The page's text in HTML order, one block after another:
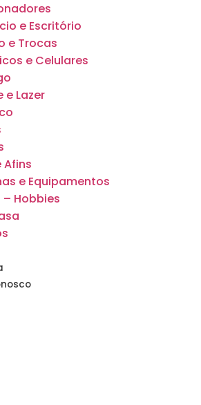
e Escritório
e Trocas
e Celulares
e Lazer
Afins
e Equipamentos
– Hobbies